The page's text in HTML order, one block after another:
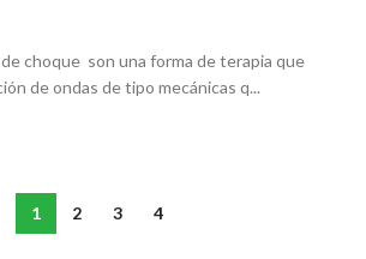
choque son una forma de terapia que
de ondas de tipo mecánicas q...
1 2 3 4